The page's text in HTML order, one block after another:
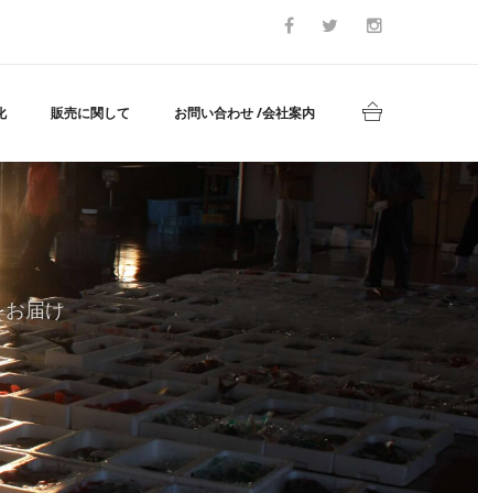
販売に関して お問い合わせ /会社案内
お届け